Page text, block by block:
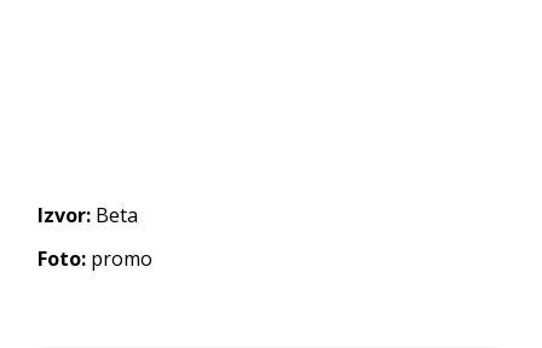
Izvor: Beta
Foto: promo